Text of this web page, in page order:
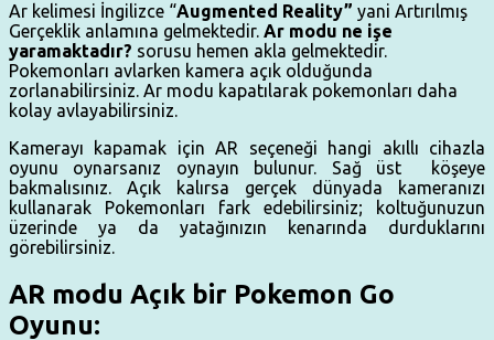
Ar kelimesi İngilizce “Augmented Reality” yani Artırılmış
Gerçeklik anlamına gelmektedir. Ar modu ne işe
yaramaktadır? sorusu hemen akla gelmektedir.
Pokemonları avlarken kamera açık olduğunda
zorlanabilirsiniz. Ar modu kapatılarak pokemonları daha
kolay avlayabilirsiniz.
Kamerayı kapamak için AR seçeneği hangi akıllı cihazla
oyunu oynarsanız oynayın bulunur. Sağ üst köşeye
bakmalısınız. Açık kalırsa gerçek dünyada kameranızı
kullanarak Pokemonları fark edebilirsiniz; koltuğunuzun
üzerinde ya da yatağınızın kenarında durduklarını
görebilirsiniz.
AR modu Açık bir Pokemon Go
Oyunu: